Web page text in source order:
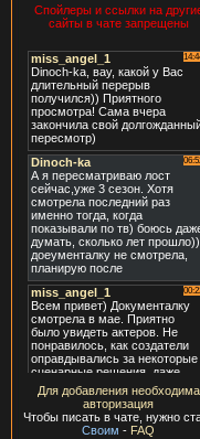
Спойлеры и ссылки на
сайты в чате запрещены
Для добавления необходима
авторизация
Чтобы писать в чате, нужно
Своим - FAQ